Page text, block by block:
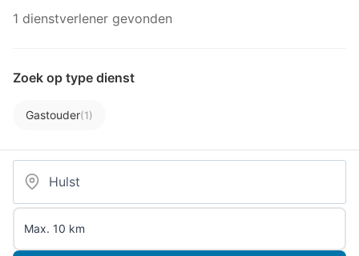
1 dienstverlener gevonden
Zoek op type dienst
Gastouder(1)